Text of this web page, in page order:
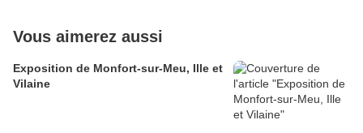
Vous aimerez aussi
Exposition de Monfort-sur-Meu, Ille et
Vilaine